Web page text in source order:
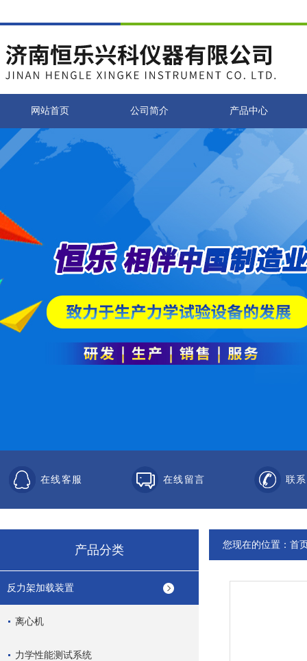
网站首页 公司简介 产品中心
在线客服 在线留言 联
产品分类
反力架加载装置
离心机
力学性能测试系统
您现在的位置： 首